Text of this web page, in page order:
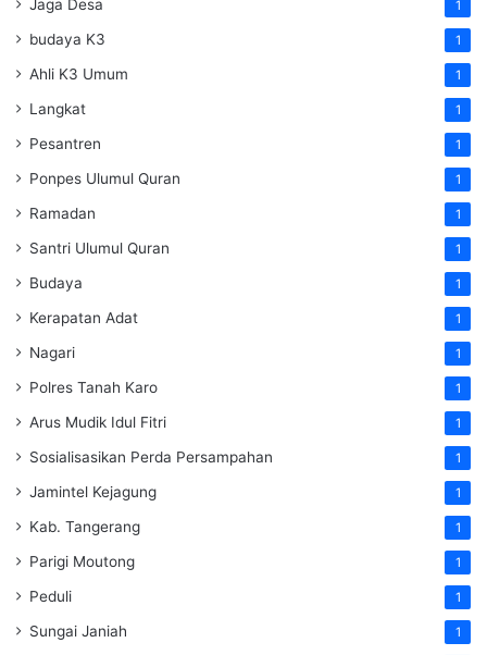
Jaga Desa 1
budaya K3 1
Ahli K3 Umum 1
Langkat 1
Pesantren 1
Ponpes Ulumul Quran 1
Ramadan 1
Santri Ulumul Quran 1
Budaya 1
Kerapatan Adat 1
Nagari 1
Polres Tanah Karo 1
Arus Mudik Idul Fitri 1
Sosialisasikan Perda Persampahan 1
Jamintel Kejagung 1
Kab. Tangerang 1
Parigi Moutong 1
Peduli 1
Sungai Janiah 1